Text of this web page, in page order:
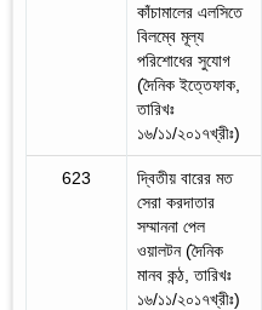
কাঁচামালের এলসিতে
বিলম্বে মূল্য
পরিশোধের সুযোগ
(দৈনিক ইত্তেফাক,
তারিখঃ
১৬/১১/২০১৭খ্রীঃ)
623
দ্বিতীয় বারের মত
সেরা করদাতার
সম্মাননা পেল
ওয়ালটন (দৈনিক
মানব কন্ঠ, তারিখঃ
১৬/১১/২০১৭খ্রীঃ)